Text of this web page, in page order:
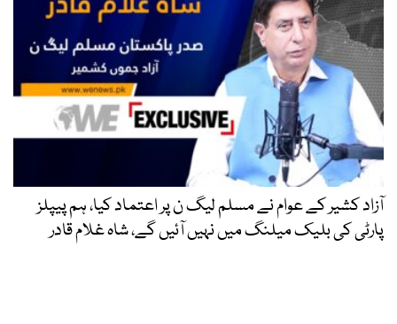
آزاد کشیر کے عوام نے مسلم لیگ ن پر اعتماد کیا، ہم پیپلز
پارٹی کی بلیک میلنگ میں نہیں آئیں گے، شاہ غلام قادر